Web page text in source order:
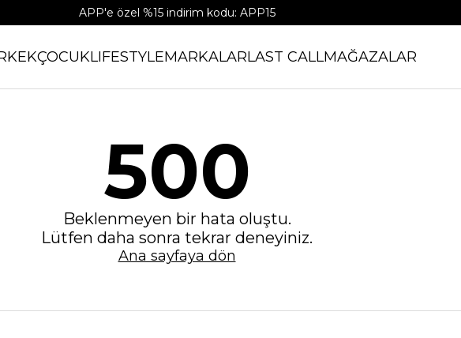
APP'e özel %15 indirim kodu: APP15
ÇOCUKLIFESTYLEMARKALARLAST CALLMAĞAZALAR
500
Beklenmeyen bir hata oluştu.
Lütfen daha sonra tekrar deneyiniz.
Ana sayfaya dön